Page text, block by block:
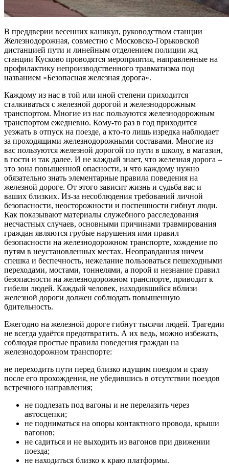
В преддверии весенних каникул, руководством станции
Железнодорожная, совместно с Московско-Горьковской
дистанцией пути и линейным отделением полиции жд
станции Кусково проводятся мероприятия, направленные на
профилактику непроизводственного травматизма под
названием «Безопасная железная дорога».
Каждому из нас в той или иной степени приходится
сталкиваться с железной дорогой и железнодорожным
транспортом. Многие из нас пользуются железнодорожным
транспортом ежедневно. Кому-то раз в год приходится
уезжать в отпуск на поезде, а кто-то лишь изредка наблюдает
за проходящими железнодорожными составами. Многие из
вас пользуются железной дорогой по пути в школу, в магазин,
в гости и так далее. И не каждый знает, что железная дорога –
это зона повышенной опасности, и что каждому нужно
обязательно знать элементарные правила поведения на
железной дороге. От этого зависит жизнь и судьба вас и
ваших близких. Из-за несоблюдения требований личной
безопасности, неосторожности и поспешности гибнут люди.
Как показывают материалы служебного расследования
несчастных случаев, основными причинами травмирования
граждан являются грубые нарушения ими правил
безопасности на железнодорожном транспорте, хождение по
путям в неустановленных местах. Неоправданная ничем
спешка и беспечность, нежелание пользоваться пешеходными
переходами, мостами, тоннелями, а порой и незнание правил
безопасности на железнодорожном транспорте, приводит к
гибели людей. Каждый человек, находившийся вблизи
железной дороги должен соблюдать повышенную
бдительность.
Ежегодно на железной дороге гибнут тысячи людей. Трагедии
не всегда удаётся предотвратить. А их ведь, можно избежать,
соблюдая простые правила поведения граждан на
железнодорожном транспорте:
не переходить пути перед близко идущим поездом и сразу
после его прохождения, не убедившись в отсутствии поездов
встречного направления;
не подлезать под вагоны и не перелазить через
автосцепки;
не подниматься на опоры контактного провода, крыши
вагонов;
не садиться и не выходить из вагонов при движении
поезда;
не находиться близко к краю платформы.